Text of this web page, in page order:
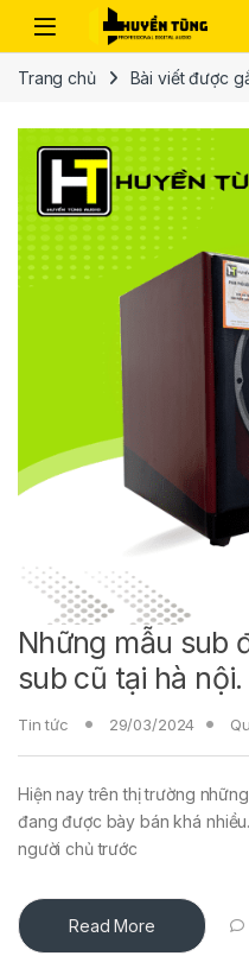
Trang chủ Bài viết được
Những mẫu sub
sub cũ tại hà nội.
Tin tức 29/03/2024
Hiện nay trên thị trường
đang được bày bán khá
người chủ trước
Read More